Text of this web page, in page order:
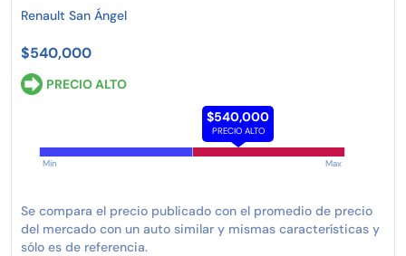
Renault San Ángel
$540,000
PRECIO ALTO
$540,000
PRECIO ALTO
Min Max
Se compara el precio publicado con el promedio de precio
del mercado con un auto similar y mismas características y
sólo es de referencia.